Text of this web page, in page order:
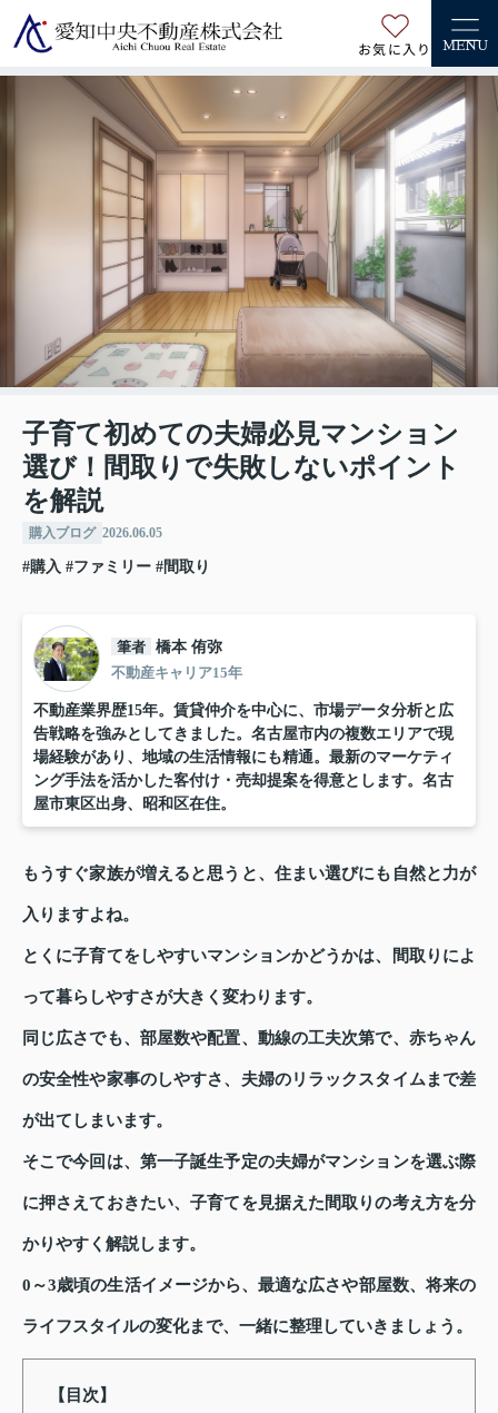
お気に入り MENU
子育て初めての夫婦必見マンション
選び！間取りで失敗しないポイント
を解説
購入ブログ 2026.06.05
#購入 #ファミリー #間取り
筆者 橋本 侑弥
不動産キャリア15年
不動産業界歴15年。賃貸仲介を中心に、市場データ分析と広
告戦略を強みとしてきました。名古屋市内の複数エリアで現
場経験があり、地域の生活情報にも精通。最新のマーケティ
ング手法を活かした客付け・売却提案を得意とします。名古
屋市東区出身、昭和区在住。
もうすぐ家族が増えると思うと、住まい選びにも自然と力が
入りますよね。
とくに子育てをしやすいマンションかどうかは、間取りによ
って暮らしやすさが大きく変わります。
同じ広さでも、部屋数や配置、動線の工夫次第で、赤ちゃん
の安全性や家事のしやすさ、夫婦のリラックスタイムまで差
が出てしまいます。
そこで今回は、第一子誕生予定の夫婦がマンションを選ぶ際
に押さえておきたい、子育てを見据えた間取りの考え方を分
かりやすく解説します。
0～3歳頃の生活イメージから、最適な広さや部屋数、将来の
ライフスタイルの変化まで、一緒に整理していきましょう。
【目次】